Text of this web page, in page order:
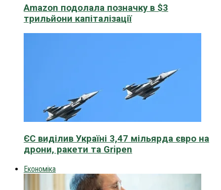
Amazon подолала позначку в $3
трильйони капіталізації
ЄС виділив Україні 3,47 мільярда євро на
дрони, ракети та Gripen
Економіка